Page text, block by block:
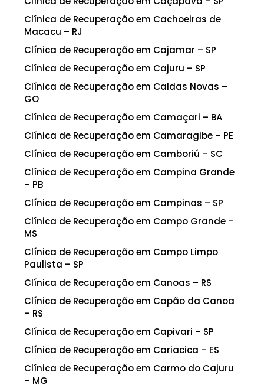
Clínica de Recuperação em Cachoeiras de
Macacu – RJ
Clínica de Recuperação em Cajamar – SP
Clínica de Recuperação em Cajuru – SP
Clínica de Recuperação em Caldas Novas –
GO
Clínica de Recuperação em Camaçari – BA
Clínica de Recuperação em Camaragibe – PE
Clínica de Recuperação em Camboriú – SC
Clínica de Recuperação em Campina Grande
– PB
Clínica de Recuperação em Campinas – SP
Clínica de Recuperação em Campo Grande –
MS
Clínica de Recuperação em Campo Limpo
Paulista – SP
Clínica de Recuperação em Canoas – RS
Clínica de Recuperação em Capão da Canoa
– RS
Clínica de Recuperação em Capivari – SP
Clínica de Recuperação em Cariacica – ES
Clínica de Recuperação em Carmo do Cajuru
– MG